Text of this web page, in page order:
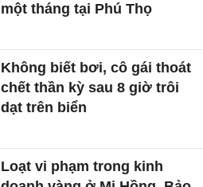
một tháng tại Phú Thọ
Không biết bơi, cô gái thoát
chết thần kỳ sau 8 giờ trôi
dạt trên biển
Loạt vi phạm trong kinh